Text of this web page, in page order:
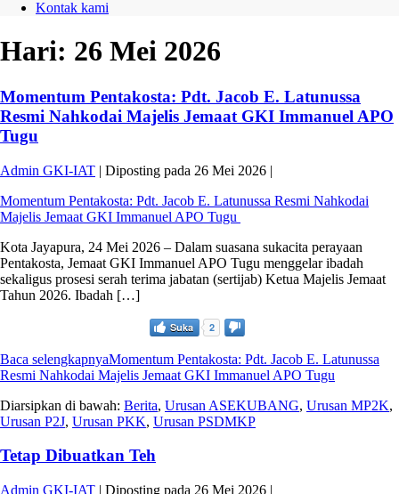
Kontak kami
Hari: 26 Mei 2026
Momentum Pentakosta: Pdt. Jacob E. Latunussa
Resmi Nahkodai Majelis Jemaat GKI Immanuel APO
Tugu
Admin GKI-IAT | Diposting pada 26 Mei 2026 |
Momentum Pentakosta: Pdt. Jacob E. Latunussa Resmi Nahkodai
Majelis Jemaat GKI Immanuel APO Tugu
Kota Jayapura, 24 Mei 2026 – Dalam suasana sukacita perayaan
Pentakosta, Jemaat GKI Immanuel APO Tugu menggelar ibadah
sekaligus prosesi serah terima jabatan (sertijab) Ketua Majelis Jemaat
Tahun 2026. Ibadah […]
Suka 2
Baca selengkapnyaMomentum Pentakosta: Pdt. Jacob E. Latunussa
Resmi Nahkodai Majelis Jemaat GKI Immanuel APO Tugu
Diarsipkan di bawah: Berita, Urusan ASEKUBANG, Urusan MP2K,
Urusan P2J, Urusan PKK, Urusan PSDMKP
Tetap Dibuatkan Teh
Admin GKI-IAT | Diposting pada 26 Mei 2026 |